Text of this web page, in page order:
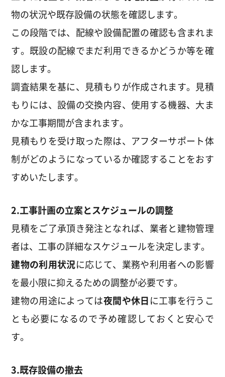
物の状況や既存設備の状態を確認します。
この段階では、配線や設備配置の確認も含まれま
す。既設の配線でまだ利用できるかどうか等を確
認します。
調査結果を基に、見積もりが作成されます。見積
もりには、設備の交換内容、使用する機器、大ま
かな工事期間が含まれます。
見積もりを受け取った際は、アフターサポート体
制がどのようになっているか確認することをおす
すめいたします。
2.工事計画の立案とスケジュールの調整
見積をご了承頂き発注となれば、業者と建物管理
者は、工事の詳細なスケジュールを決定します。
建物の利用状況に応じて、業務や利用者への影響
を最小限に抑えるための調整が必要です。
建物の用途によっては夜間や休日に工事を行うこ
とも必要になるので予め確認しておくと安心で
す。
3.既存設備の撤去